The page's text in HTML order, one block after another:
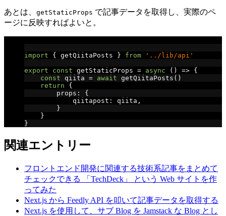
あとは、 getStaticProps で記事データを取得し、実際のペ
ージに反映すればよいと。
import
{ getQiitaPosts } from
'../lib/api'
export
const getStaticProps = async () => {
const qiita = await getQiitaPosts ()
return
{
        props
:
{
            qiitapost
: qiita ,
}
}
}
関連エントリー
フロントエンド開発に関連する技術系記事をまとめて
チェックできる 「TechDeck」 という Web サイトを作
ってみた
Next.js から Feedly API を叩いて記事データを取得する
Next.js を使用して、サブ Blog を Jamstack な Blog とし